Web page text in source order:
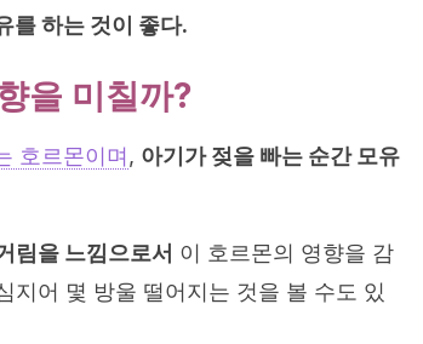
를 하는 것이 좋다.
을 미칠까?
호르몬이며, 아기가 젖을 빠는 순간 모유
림을 느낌으로서 이 호르몬의 영향을 감
지어 몇 방울 떨어지는 것을 볼 수도 있